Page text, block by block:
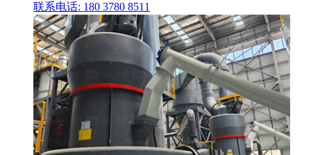
联系电话: 180 3780 8511